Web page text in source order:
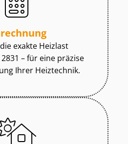
exakte Heizlast
– für eine präzise
Ihrer Heiztechnik.